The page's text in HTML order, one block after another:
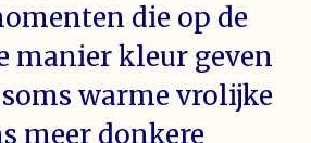
die op de
manier kleur geven
warme vrolijke
meer donkere